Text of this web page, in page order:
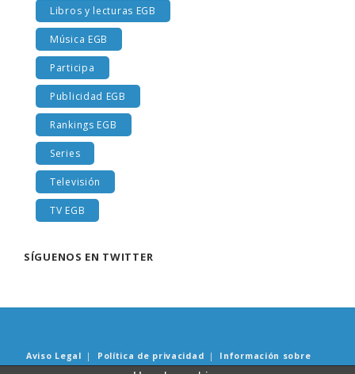
Libros y lecturas EGB
Música EGB
Participa
Publicidad EGB
Rankings EGB
Series
Televisión
TV EGB
Aviso Legal | Política de privacidad | Información sobre